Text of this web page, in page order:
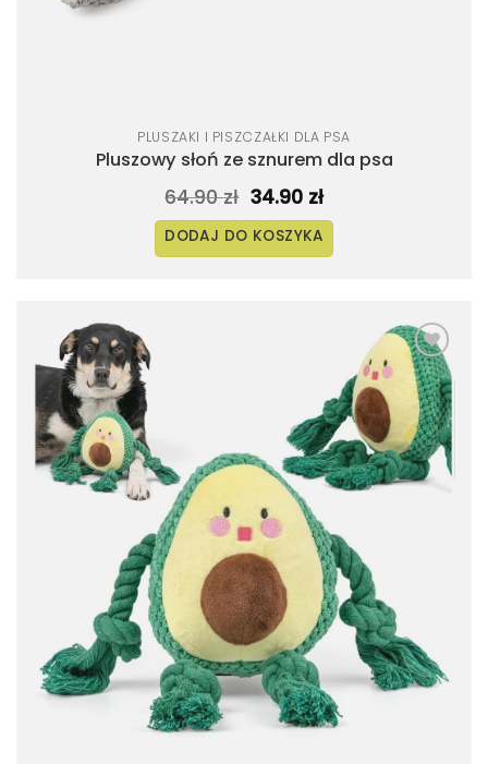
PLUSZAKI I PISZCZAŁKI DLA PSA
Pluszowy słoń ze sznurem dla psa
64.90zł Pierwotna
cena
wynosiła:
64.90 zł.
34.90 złAktualna
cena
wynosi:
34.90 zł.
DODAJ DO KOSZYKA
Dodaj
do
listy
życzeń